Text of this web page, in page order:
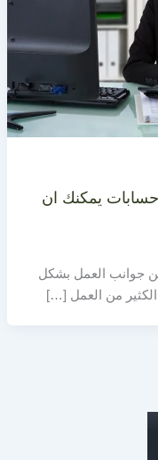
حسابات يمكنك ان
جوانب العمل بشكل
من العمل […]